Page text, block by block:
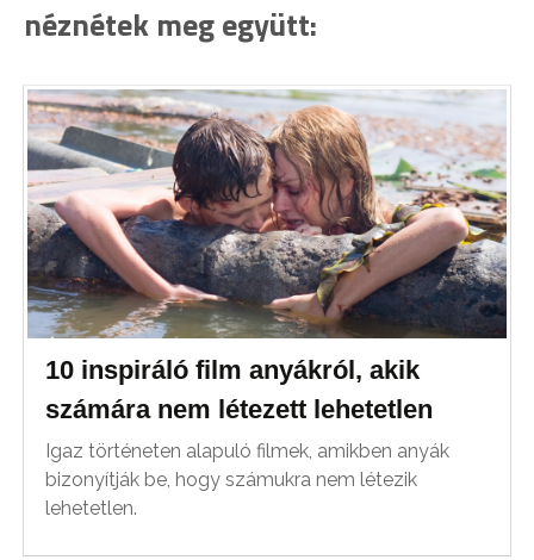
néznétek meg együtt:
10 inspiráló film anyákról, akik
számára nem létezett lehetetlen
Igaz történeten alapuló filmek, amikben anyák
bizonyítják be, hogy számukra nem létezik
lehetetlen.